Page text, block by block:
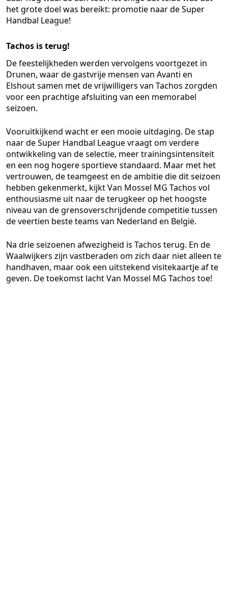
het grote doel was bereikt: promotie naar de Super
Handbal League!
Tachos is terug!
De feestelijkheden werden vervolgens voortgezet in
Drunen, waar de gastvrije mensen van Avanti en
Elshout samen met de vrijwilligers van Tachos zorgden
voor een prachtige afsluiting van een memorabel
seizoen.
Vooruitkijkend wacht er een mooie uitdaging. De stap
naar de Super Handbal League vraagt om verdere
ontwikkeling van de selectie, meer trainingsintensiteit
en een nog hogere sportieve standaard. Maar met het
vertrouwen, de teamgeest en de ambitie die dit seizoen
hebben gekenmerkt, kijkt Van Mossel MG Tachos vol
enthousiasme uit naar de terugkeer op het hoogste
niveau van de grensoverschrijdende competitie tussen
de veertien beste teams van Nederland en België.
Na drie seizoenen afwezigheid is Tachos terug. En de
Waalwijkers zijn vastberaden om zich daar niet alleen te
handhaven, maar ook een uitstekend visitekaartje af te
geven. De toekomst lacht Van Mossel MG Tachos toe!